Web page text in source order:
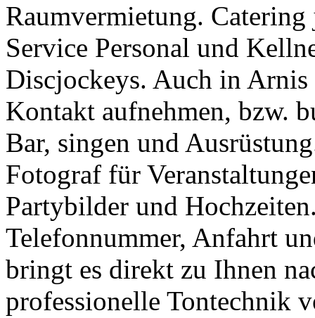
Raumvermietung.
Service Personal und
Discjockeys. Auch in
Kontakt aufnehmen, bzw.
Bar, singen und
Fotograf für
Partybilder und
Telefonnummer, Anfahrt
bringt es direkt zu Ihnen
professionelle Tontechnik